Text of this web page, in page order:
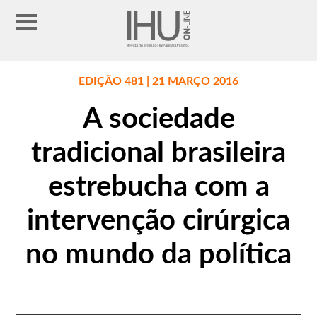
EDIÇÃO 481 | 21 MARÇO 2016
A sociedade
tradicional brasileira
estrebucha com a
intervenção cirúrgica
no mundo da política